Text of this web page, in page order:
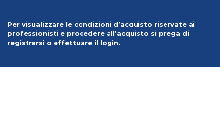
Per visualizzare le condizioni d’acquisto riservate ai
professionisti e procedere all’acquisto si prega di
registrarsi o effettuare il login.